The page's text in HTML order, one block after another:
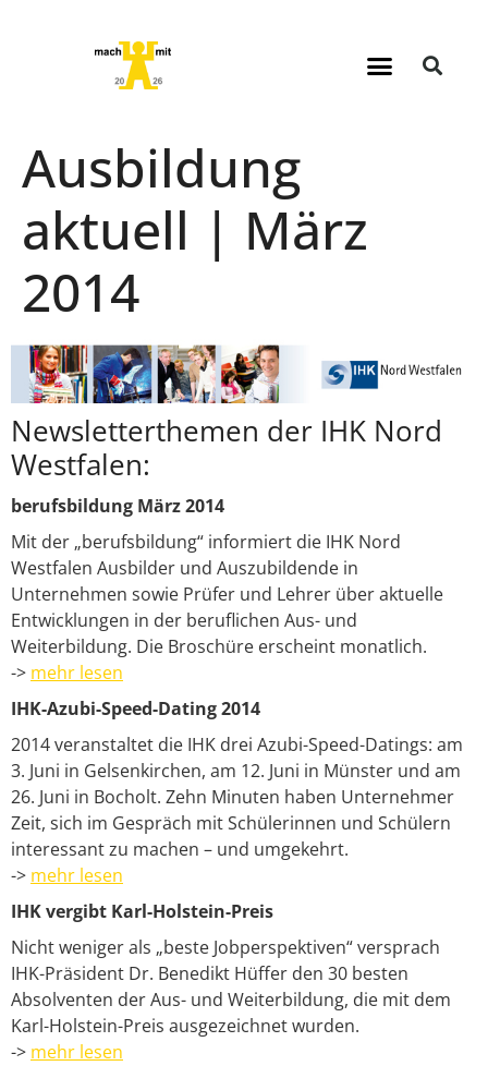
Ausbildung
aktuell | März
2014
Newsletterthemen der IHK Nord
Westfalen:
berufsbildung März 2014
Mit der „berufsbildung“ informiert die IHK Nord
Westfalen Ausbilder und Auszubildende in
Unternehmen sowie Prüfer und Lehrer über aktuelle
Entwicklungen in der beruflichen Aus- und
Weiterbildung. Die Broschüre erscheint monatlich.
-> mehr lesen
IHK-Azubi-Speed-Dating 2014
2014 veranstaltet die IHK drei Azubi-Speed-Datings: am
3. Juni in Gelsenkirchen, am 12. Juni in Münster und am
26. Juni in Bocholt. Zehn Minuten haben Unternehmer
Zeit, sich im Gespräch mit Schülerinnen und Schülern
interessant zu machen – und umgekehrt.
-> mehr lesen
IHK vergibt Karl-Holstein-Preis
Nicht weniger als „beste Jobperspektiven“ versprach
IHK-Präsident Dr. Benedikt Hüffer den 30 besten
Absolventen der Aus- und Weiterbildung, die mit dem
Karl-Holstein-Preis ausgezeichnet wurden.
-> mehr lesen